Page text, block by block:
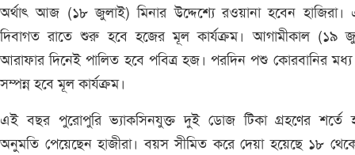
অর্থাৎ আজ (১৮ জুলাই) মিনার উদ্দেশ্যে রওয়ানা হবেন হাজিরা।
দিবাগত রাতে শুরু হবে হজের মূল কার্যক্রম। আগামীকাল (১৯
আরাফার দিনেই পালিত হবে পবিত্র হজ। পরদিন পশু কোরবানির মধ্য
সম্পন্ন হবে মূল কার্যক্রম।
এই বছর পুরোপুরি ভ্যাকসিনযুক্ত দুই ডোজ টিকা গ্রহণের শর্তে
অনুমতি পেয়েছেন হাজীরা। বয়স সীমিত করে দেয়া হয়েছে ১৮